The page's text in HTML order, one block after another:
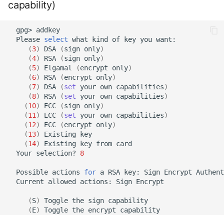
capability)
gpg>
Please select what kind of key you
(3) DSA (sign only)
(4) RSA (sign only)
(5) Elgamal (encrypt only)
(6) RSA (encrypt only)
(7) DSA (set your own capabilities)
(8) RSA (set your own capabilities)
(10) ECC (sign only)
(11 ) ECC (set your own capabilities)
(12) ECC (encrypt only)
(13) Existing
(14) Existing key from
Your selection? 8
Possible actions for a RSA key: Sign Encrypt
Current
allowed actions: Sign Encrypt
(S) Toggle the sign
(E) Toggle the encrypt